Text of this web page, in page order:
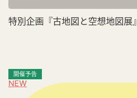
特別企画『古地図と空想地図展』
NEW
開催予告